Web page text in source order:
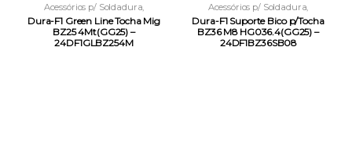
Acessórios p/ Soldadura
Equipamentos e Acessórios ,
Tochas e Acessórios MIG
Dura-F1 Green Line Tocha Mig
BZ25 4Mt(GG25) –
24DF1GLBZ254M
Acessórios p/ Soldadura
Equipamentos e Acessórios ,
Tochas e Acessórios MIG
Dura-F1 Suporte Bico p/Tocha
BZ36 M8 HG036.4(GG25) –
24DF1BZ36SB08